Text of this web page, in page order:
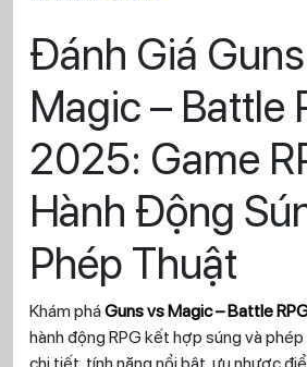
Đánh Giá
Magic – Battle
2025: Game
Hành Động
Phép Thuật
Khám phá Guns vs Magic – Battle
hành động RPG kết hợp súng và